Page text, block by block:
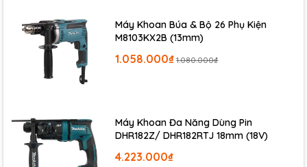
Máy Khoan Búa & Bộ 26 Phụ Kiện
M8103KX2B (13mm)
1.058.000₫ 1.080.000₫
Máy Khoan Đa Năng Dùng Pin
DHR182Z/ DHR182RTJ 18mm (18V)
4.223.000₫